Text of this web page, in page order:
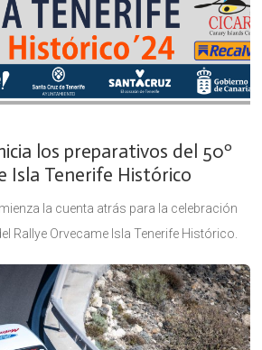
los preparativos del 50º
Isla Tenerife Histórico
la cuenta atrás para la celebración
Rallye Orvecame Isla Tenerife Histórico.